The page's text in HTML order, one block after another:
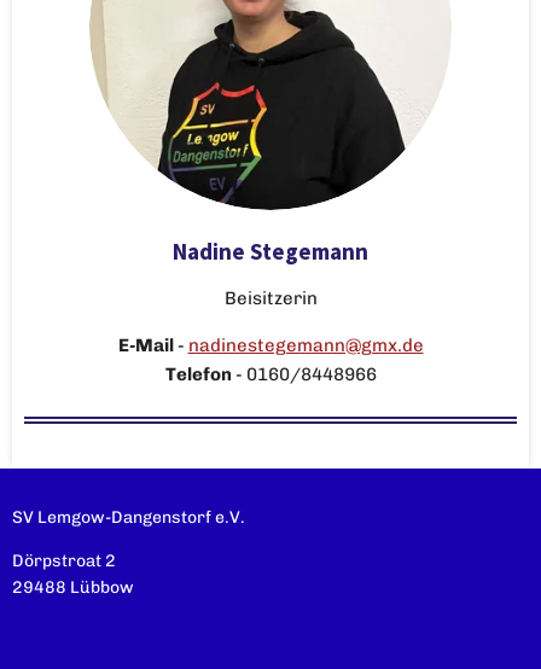
Nadine Stegemann
Beisitzerin
E-Mail- nadinestegemann@gmx.de
Telefon - 0160/8448966
SV Lemgow-Dangenstorf e.V.
Dörpstroat 2
29488 Lübbow